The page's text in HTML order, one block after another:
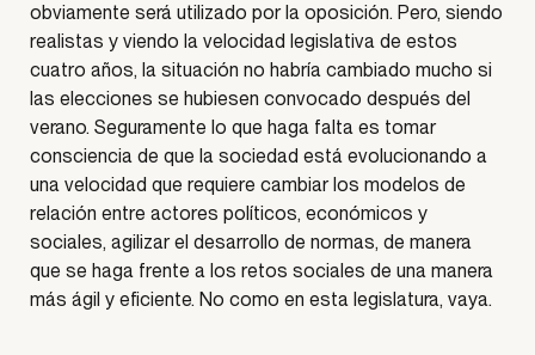
obviamente será utilizado por la oposición. Pero, siendo
realistas y viendo la velocidad legislativa de estos
cuatro años, la situación no habría cambiado mucho si
las elecciones se hubiesen convocado después del
verano. Seguramente lo que haga falta es tomar
consciencia de que la sociedad está evolucionando a
una velocidad que requiere cambiar los modelos de
relación entre actores políticos, económicos y
sociales, agilizar el desarrollo de normas, de manera
que se haga frente a los retos sociales de una manera
más ágil y eficiente. No como en esta legislatura, vaya.